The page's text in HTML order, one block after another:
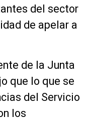
del sector
de apelar a
de la Junta
que lo que se
del Servicio
los